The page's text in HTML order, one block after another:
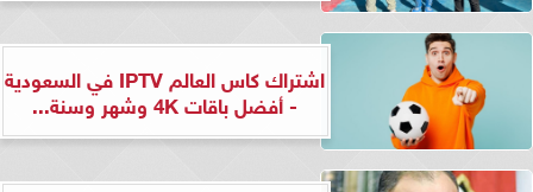
اشتراك كاس العالم IPTV في السعودية
- أفضل باقات 4K وشهر وسنة...